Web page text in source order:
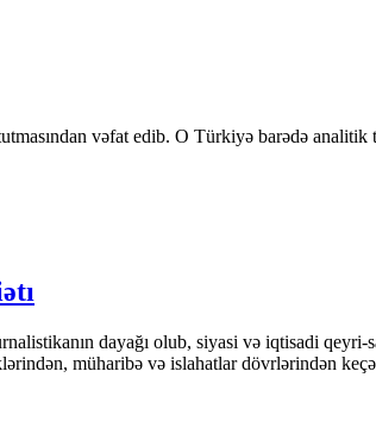
vəfat edib. O Türkiyə barədə
dayağı olub, siyasi və iqtisadi
müharibə və islahatlar dövrlərindən